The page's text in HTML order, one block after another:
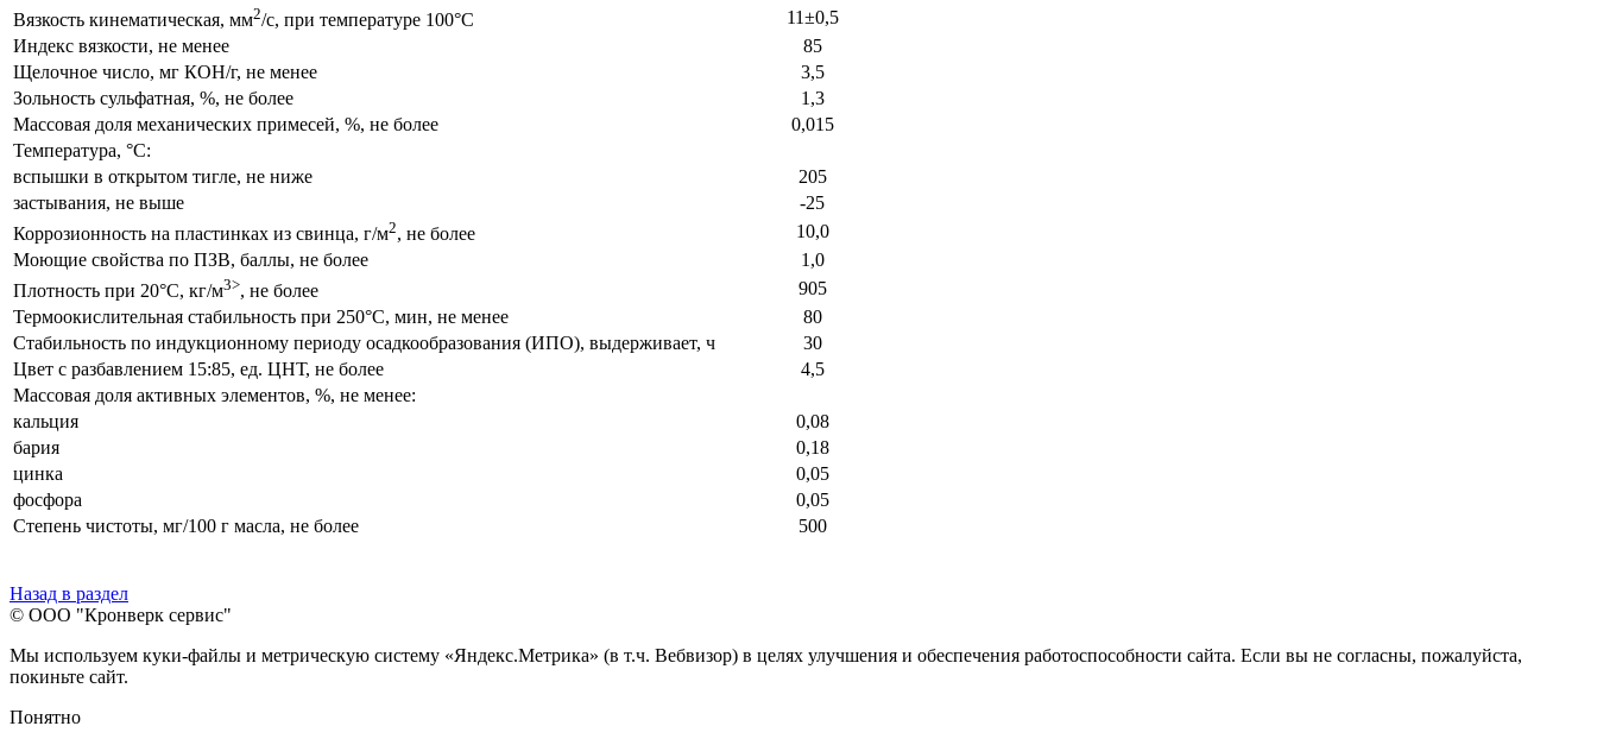
Вязкость кинематическая, мм2/с, при температуре 100°С
11±0,5
Индекс вязкости, не менее
85
Щелочное число, мг КОН/г, не менее
3,5
Зольность сульфатная, %, не более
1,3
Массовая доля механических примесей, %, не более
0,015
Температура, °С:
вспышки в открытом тигле, не ниже
205
застывания, не выше
-25
Коррозионность на пластинках из свинца, г/м2, не более
10,0
Моющие свойства по ПЗВ, баллы, не более
1,0
Плотность при 20°С, кг/м3>, не более
905
Термоокислительная стабильность при 250°С, мин, не менее
80
Стабильность по индукционному периоду осадкообразования (ИПО), выдерживает, ч
30
Цвет с разбавлением 15:85, ед. ЦНТ, не более
4,5
Массовая доля активных элементов, %, не менее:
кальция
0,08
бария
0,18
цинка
0,05
фосфора
0,05
Степень чистоты, мг/100 г масла, не более
500
Назад в раздел
© ООО "Кронверк сервис"
Мы используем куки-файлы и метрическую систему «Яндекс.Метрика» (в т.ч. Вебвизор) в целях улучшения и обеспечения работоспособности сайта. Если вы не согласны, пожалуйста,
покиньте сайт.
Понятно